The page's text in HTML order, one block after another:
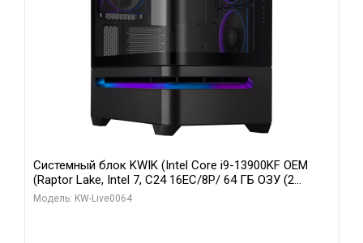
Системный блок KWIK (Intel Core i9-13900KF OEM
(Raptor Lake, Intel 7, C24 16EC/8P/ 64 ГБ ОЗУ (2
модуля)/ ASUS RTX5080 PROART OC 16GB GDDR7
Модель: KW-Live0064